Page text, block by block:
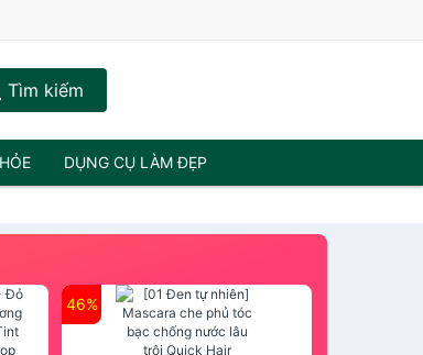
Tìm kiếm
DỤNG CỤ LÀM ĐẸP
46%